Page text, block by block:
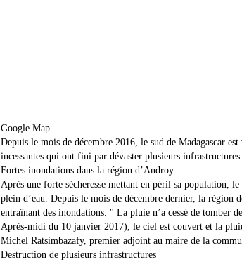
Google Map
Depuis le mois de décembre 2016, le sud de Madagascar
incessantes qui ont fini par dévaster plusieurs infrastructures.
Fortes inondations dans la région d’Androy
Après une forte sécheresse mettant en péril sa population,
plein d’eau. Depuis le mois de décembre dernier, la région
entraînant des inondations. " La pluie n’a cessé de tomber
Après-midi du 10 janvier 2017), le ciel est couvert et la
Michel Ratsimbazafy, premier adjoint au maire de la
Destruction de plusieurs infrastructures